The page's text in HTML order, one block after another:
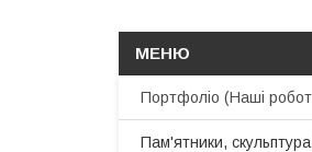
Портфоліо (Наші
Пам'ятники, скульптура